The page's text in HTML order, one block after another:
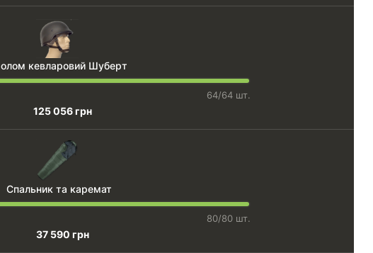
кевларовий Шуберт
64/64 шт.
125 056 грн
Спальник та каремат
80/80 шт.
37 590 грн